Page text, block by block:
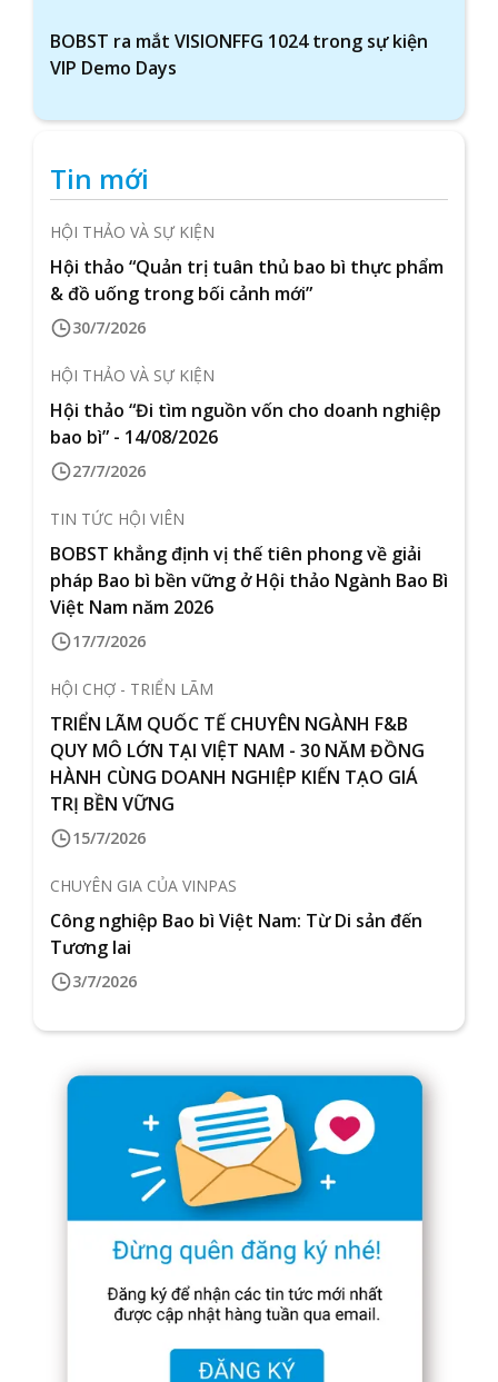
BOBST ra mắt VISIONFFG 1024 trong sự kiện
VIP Demo Days
Tin mới
HỘI THẢO VÀ SỰ KIỆN
Hội thảo “Quản trị tuân thủ bao bì thực phẩm
& đồ uống trong bối cảnh mới”
30/7/2026
HỘI THẢO VÀ SỰ KIỆN
Hội thảo “Đi tìm nguồn vốn cho doanh nghiệp
bao bì” - 14/08/2026
27/7/2026
TIN TỨC HỘI VIÊN
BOBST khẳng định vị thế tiên phong về giải
pháp Bao bì bền vững ở Hội thảo Ngành Bao Bì
Việt Nam năm 2026
17/7/2026
HỘI CHỢ - TRIỂN LÃM
TRIỂN LÃM QUỐC TẾ CHUYÊN NGÀNH F&B
QUY MÔ LỚN TẠI VIỆT NAM - 30 NĂM ĐỒNG
HÀNH CÙNG DOANH NGHIỆP KIẾN TẠO GIÁ
TRỊ BỀN VỮNG
15/7/2026
CHUYÊN GIA CỦA VINPAS
Công nghiệp Bao bì Việt Nam: Từ Di sản đến
Tương lai
3/7/2026